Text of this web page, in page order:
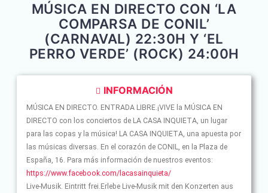
MÚSICA EN DIRECTO CON ‘LA
COMPARSA DE CONIL’
(CARNAVAL) 22:30H Y ‘EL
PERRO VERDE’ (ROCK) 24:00H
INFORMACIÓN
MÚSICA EN DIRECTO. ENTRADA LIBRE.¡VIVE la MÚSICA EN
DIRECTO con los conciertos de LA CASA INQUIETA, un lugar
para las copas y la música! LA CASA INQUIETA, una apuesta por
las músicas diversas. En el corazón de CONIL, en la Plaza de
España, 16. Para más información de nuestros eventos:
https://www.facebook.com/lacasainquieta/
Live-Musik. Eintritt frei.Erlebe Live-Musik mit den Konzerten aus